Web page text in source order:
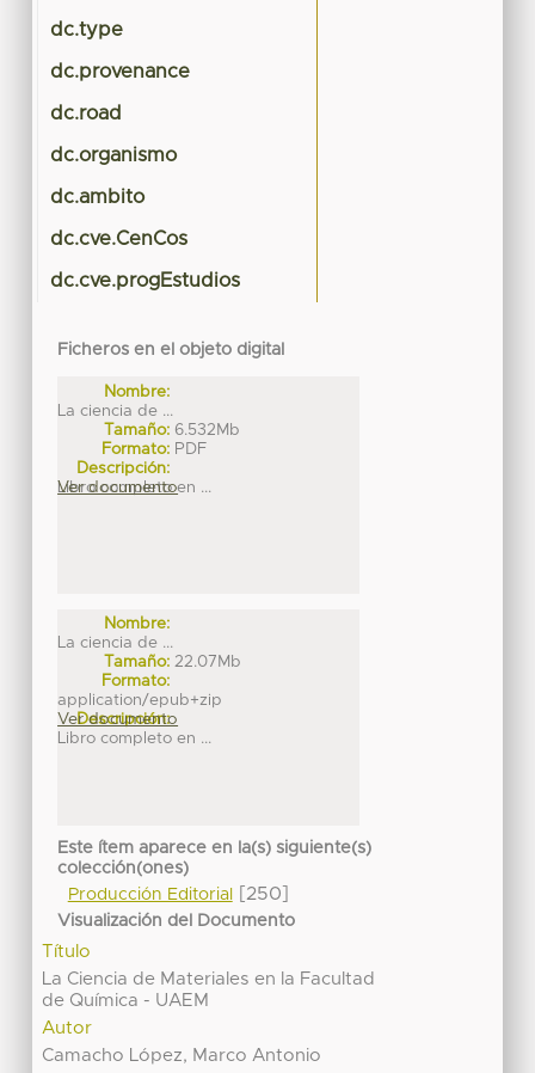
dc.type
dc.provenance
dc.road
dc.organismo
dc.ambito
dc.cve.CenCos
dc.cve.progEstudios
Ficheros en el objeto digital
Nombre:
La ciencia de ...
Tamaño: 6.532Mb
Formato: PDF
Descripción:
Libro completo en ...
Ver documento
Nombre:
La ciencia de ...
Tamaño: 22.07Mb
Formato:
application/epub+zip
Descripción:
Libro completo en ...
Ver documento
Este ítem aparece en la(s) siguiente(s)
colección(ones)
Producción Editorial[250]
Visualización del Documento
Título
La Ciencia de Materiales en la Facultad
de Química - UAEM
Autor
Camacho López, Marco Antonio